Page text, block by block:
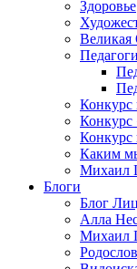
Здоровье
Великая
Конкурс
Конкурс
Конкурс
Каким
Михаил
Блоги
Блог
Алла
Михаил